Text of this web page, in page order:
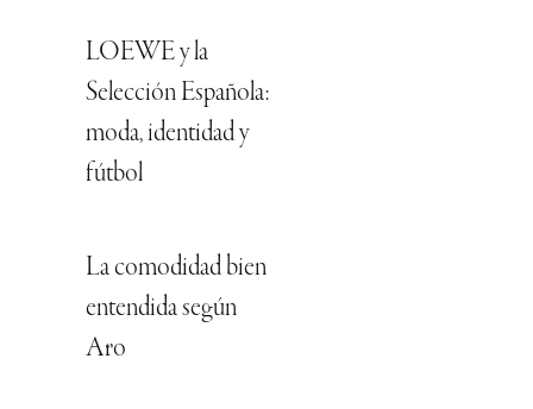
LOEWE y la
Selección Española:
moda, identidad y
fútbol
La comodidad bien
entendida según
Aro